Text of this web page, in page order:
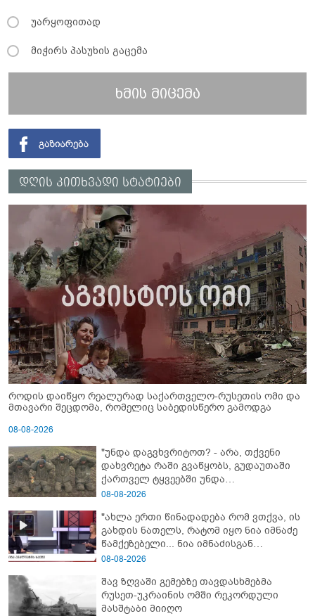
უარყოფითად
მიჭირს პასუხის გაცემა
ხმის მიცემა
დღის კითხვადი სტატიები
როდის დაიწყო რეალურად საქართველო-რუსეთის ომი და
მთავარი შეცდომა, რომელიც საბედისწერო გამოდგა
08-08-2026
"უნდა დაგვხვრიტოთ? - არა, თქვენი
დახვრეტა რაში გვაწყობს, გუდაუთაში
ქართველ ტყვეებში უნდა
გადაგცვალოთ..."
08-08-2026
"ახლა ერთი წინადადება რომ ვთქვა, ის
გახდის ნათელს, რატომ იყო ნია იმნაძე
წამქეზებელი... ნია იმნაძისგან
გამოსული ინფორმაციაა ეს" - რას
08-08-2026
შავ ზღვაში გემებზე თავდასხმებმა
რუსეთ-უკრაინის ომში რეკორდული
მასშტაბი მიიღო